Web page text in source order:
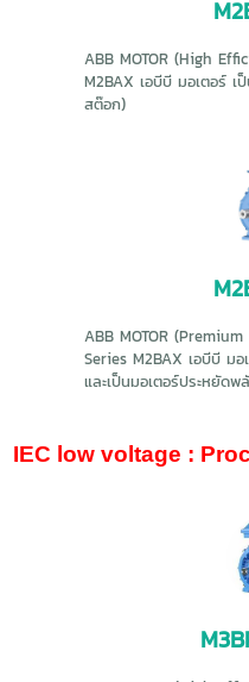
ABB MOTOR (High
M2BAX เอบีบี มอเตอร์ เ
สต๊อก)
ABB MOTOR
Series M2BAX เอบีบี ม
และเป็นมอเตอร์ประหยัดพ
IEC low voltage :